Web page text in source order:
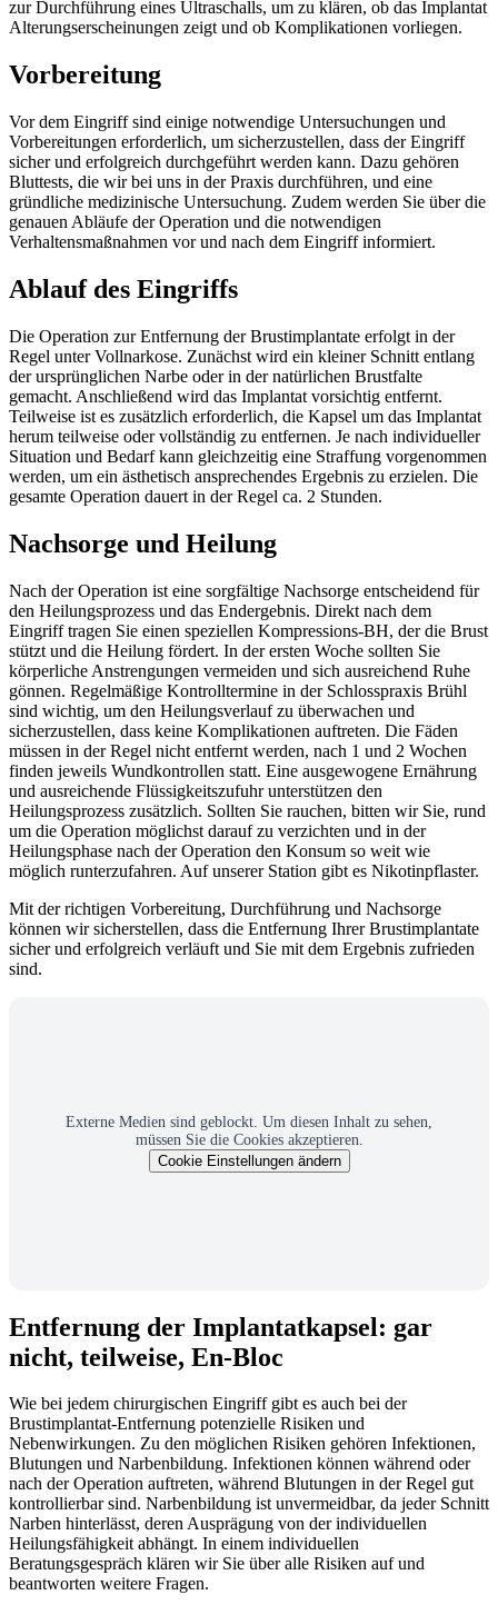
zur Durchführung eines Ultraschalls, um zu klären, ob das Implantat
Alterungserscheinungen zeigt und ob Komplikationen vorliegen.
Vorbereitung
Vor dem Eingriff sind einige notwendige Untersuchungen und
Vorbereitungen erforderlich, um sicherzustellen, dass der Eingriff
sicher und erfolgreich durchgeführt werden kann. Dazu gehören
Bluttests, die wir bei uns in der Praxis durchführen, und eine
gründliche medizinische Untersuchung. Zudem werden Sie über die
genauen Abläufe der Operation und die notwendigen
Verhaltensmaßnahmen vor und nach dem Eingriff informiert.
Ablauf des Eingriffs
Die Operation zur Entfernung der Brustimplantate erfolgt in der
Regel unter Vollnarkose. Zunächst wird ein kleiner Schnitt entlang
der ursprünglichen Narbe oder in der natürlichen Brustfalte
gemacht. Anschließend wird das Implantat vorsichtig entfernt.
Teilweise ist es zusätzlich erforderlich, die Kapsel um das Implantat
herum teilweise oder vollständig zu entfernen. Je nach individueller
Situation und Bedarf kann gleichzeitig eine Straffung vorgenommen
werden, um ein ästhetisch ansprechendes Ergebnis zu erzielen. Die
gesamte Operation dauert in der Regel ca. 2 Stunden.
Nachsorge und Heilung
Nach der Operation ist eine sorgfältige Nachsorge entscheidend für
den Heilungsprozess und das Endergebnis. Direkt nach dem
Eingriff tragen Sie einen speziellen Kompressions-BH, der die Brust
stützt und die Heilung fördert. In der ersten Woche sollten Sie
körperliche Anstrengungen vermeiden und sich ausreichend Ruhe
gönnen. Regelmäßige Kontrolltermine in der Schlosspraxis Brühl
sind wichtig, um den Heilungsverlauf zu überwachen und
sicherzustellen, dass keine Komplikationen auftreten. Die Fäden
müssen in der Regel nicht entfernt werden, nach 1 und 2 Wochen
finden jeweils Wundkontrollen statt. Eine ausgewogene Ernährung
und ausreichende Flüssigkeitszufuhr unterstützen den
Heilungsprozess zusätzlich. Sollten Sie rauchen, bitten wir Sie, rund
um die Operation möglichst darauf zu verzichten und in der
Heilungsphase nach der Operation den Konsum so weit wie
möglich runterzufahren. Auf unserer Station gibt es Nikotinpflaster.
Mit der richtigen Vorbereitung, Durchführung und Nachsorge
können wir sicherstellen, dass die Entfernung Ihrer Brustimplantate
sicher und erfolgreich verläuft und Sie mit dem Ergebnis zufrieden
sind.
Externe Medien sind geblockt. Um diesen Inhalt zu sehen,
müssen Sie die Cookies akzeptieren.
Cookie Einstellungen ändern
Entfernung der Implantatkapsel: gar
nicht, teilweise, En-Bloc
Wie bei jedem chirurgischen Eingriff gibt es auch bei der
Brustimplantat-Entfernung potenzielle Risiken und
Nebenwirkungen. Zu den möglichen Risiken gehören Infektionen,
Blutungen und Narbenbildung. Infektionen können während oder
nach der Operation auftreten, während Blutungen in der Regel gut
kontrollierbar sind. Narbenbildung ist unvermeidbar, da jeder Schnitt
Narben hinterlässt, deren Ausprägung von der individuellen
Heilungsfähigkeit abhängt. In einem individuellen
Beratungsgespräch klären wir Sie über alle Risiken auf und
beantworten weitere Fragen.